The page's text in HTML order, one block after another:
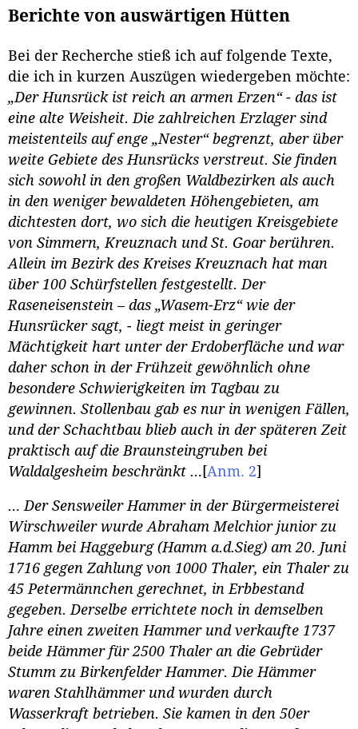
Berichte von auswärtigen Hütten
Bei der Recherche stieß ich auf folgende Texte,
die ich in kurzen Auszügen wiedergeben möchte:
„Der Hunsrück ist reich an armen Erzen“ - das ist
eine alte Weisheit. Die zahlreichen Erzlager sind
meistenteils auf enge „Nester“ begrenzt, aber über
weite Gebiete des Hunsrücks verstreut. Sie finden
sich sowohl in den großen Waldbezirken als auch
in den weniger bewaldeten Höhengebieten, am
dichtesten dort, wo sich die heutigen Kreisgebiete
von Simmern, Kreuznach und St. Goar berühren.
Allein im Bezirk des Kreises Kreuznach hat man
über 100 Schürfstellen festgestellt. Der
Raseneisenstein – das „Wasem-Erz“ wie der
Hunsrücker sagt, - liegt meist in geringer
Mächtigkeit hart unter der Erdoberfläche und war
daher schon in der Frühzeit gewöhnlich ohne
besondere Schwierigkeiten im Tagbau zu
gewinnen. Stollenbau gab es nur in wenigen Fällen,
und der Schachtbau blieb auch in der späteren Zeit
praktisch auf die Braunsteingruben bei
Waldalgesheim beschränkt … [Anm. 2]
… Der Sensweiler Hammer in der Bürgermeisterei
Wirschweiler wurde Abraham Melchior junior zu
Hamm bei Haggeburg (Hamm a.d.Sieg) am 20. Juni
1716 gegen Zahlung von 1000 Thaler, ein Thaler zu
45 Petermännchen gerechnet, in Erbbestand
gegeben. Derselbe errichtete noch in demselben
Jahre einen zweiten Hammer und verkaufte 1737
beide Hämmer für 2500 Thaler an die Gebrüder
Stumm zu Birkenfelder Hammer. Die Hämmer
waren Stahlhämmer und wurden durch
Wasserkraft betrieben. Sie kamen in den 50er